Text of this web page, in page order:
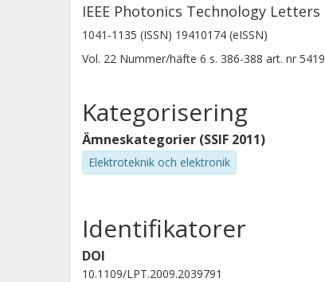
IEEE Photonics Technology Letters
1041-1135 (ISSN) 19410174 (eISSN)
Vol. 22 Nummer/häfte 6 s. 386-388 art. nr
Kategorisering
Ämneskategorier (SSIF 2011)
Elektroteknik och elektronik
Identifikatorer
DOI
10.1109/LPT.2009.2039791